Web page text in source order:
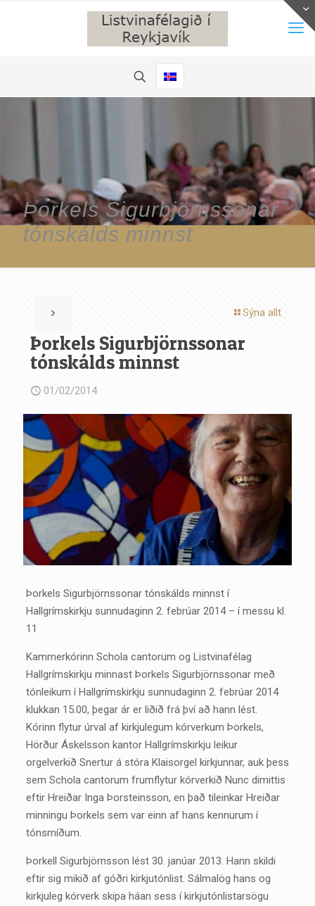
Þorkels Sigurbjörnssonar
tónskálds minnst
Sýna allt
Þorkels Sigurbjörnssonar
tónskálds minnst
01/02/2014
Þorkels Sigurbjörnssonar tónskálds minnst í
Hallgrímskirkju sunnudaginn 2. febrúar 2014 – í messu kl.
11
Kammerkórinn Schola cantorum og Listvinafélag
Hallgrímskirkju minnast Þorkels Sigurbjörnssonar með
tónleikum í Hallgrímskirkju sunnudaginn 2. febrúar 2014
klukkan 15.00, þegar ár er liðið frá því að hann lést.
Kórinn flytur úrval af kirkjulegum kórverkum Þorkels,
Hörður Áskelsson kantor Hallgrímskirkju leikur
orgelverkið Snertur á stóra Klaisorgel kirkjunnar, auk þess
sem Schola cantorum frumflytur kórverkið Nunc dimittis
eftir Hreiðar Inga Þorsteinsson, en það tileinkar Hreiðar
minningu Þorkels sem var einn af hans kennurum í
tónsmíðum.
Þorkell Sigurbjörnsson lést 30. janúar 2013. Hann skildi
eftir sig mikið af góðri kirkjutónlist. Sálmalög hans og
kirkjuleg kórverk skipa háan sess í kirkjutónlistarsögu